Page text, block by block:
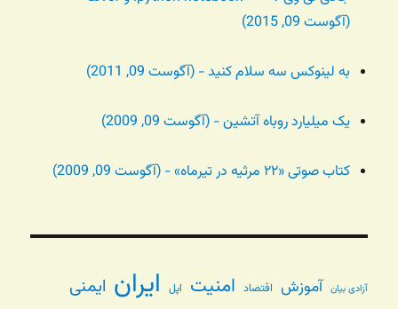
(آگوست 09, 2015)
به لینوکس سه سلام کنید - (آگوست 09, 2011)
یک میلیارد روباه آتشین - (آگوست 09, 2009)
کتاب صوتی «۲۲ مرثیه در تیرماه» - (آگوست 09, 2009)
آزادی بیان آموزش اقتصاد امنیت اپل ایران ایمنی